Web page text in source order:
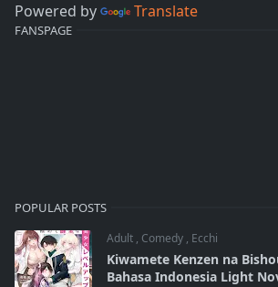
Powered by Translate
FANSPAGE
POPULAR POSTS
Adult , Comedy , Ecchi
Kiwamete Kenzen na
Bahasa Indonesia Light